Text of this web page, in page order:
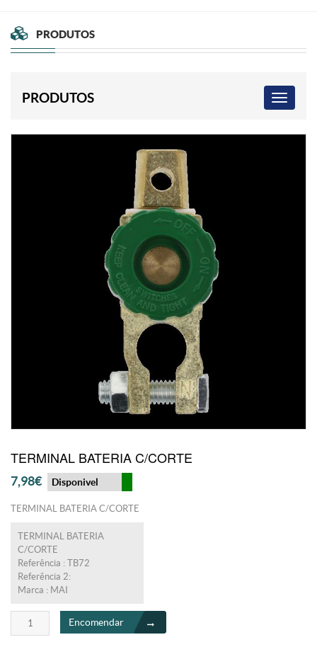
PRODUTOS
PRODUTOS
TERMINAL BATERIA C/CORTE
7,98€ Disponivel
TERMINAL BATERIA C/CORTE
TERMINAL BATERIA
C/CORTE
Referência : TB72
Referência 2:
Marca : MAI
Encomendar